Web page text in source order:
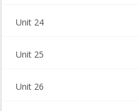
Unit 24
Unit 25
Unit 26